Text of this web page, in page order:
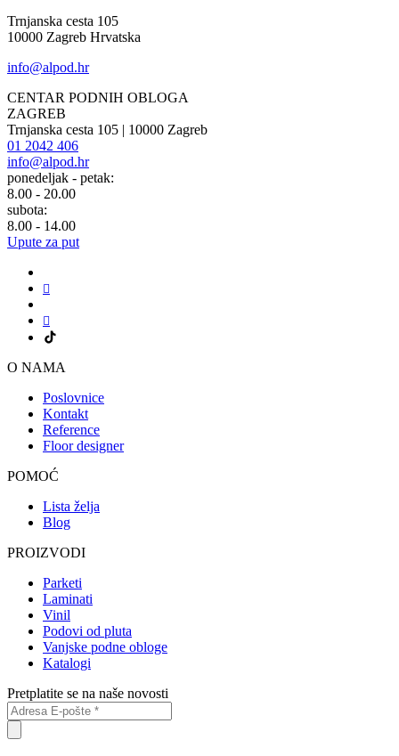
Trnjanska cesta 105
10000 Zagreb Hrvatska
info@alpod.hr
CENTAR PODNIH OBLOGA
ZAGREB
Trnjanska cesta 105 | 10000 Zagreb
01 2042 406
info@alpod.hr
ponedeljak - petak:
8.00 - 20.00
subota:
8.00 - 14.00
Upute za put
O NAMA
Poslovnice
Kontakt
Reference
Floor designer
POMOĆ
Lista želja
Blog
PROIZVODI
Parketi
Laminati
Vinil
Podovi od pluta
Vanjske podne obloge
Katalogi
Pretplatite se na naše novosti